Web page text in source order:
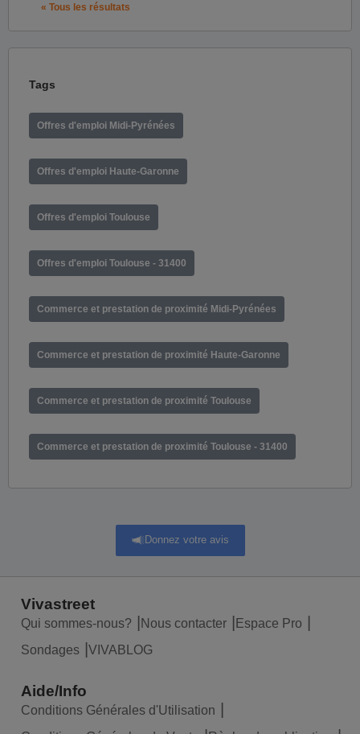
« Tous les résultats
Tags
Offres d'emploi Midi-Pyrénées
Offres d'emploi Haute-Garonne
Offres d'emploi Toulouse
Offres d'emploi Toulouse - 31400
Commerce et prestation de proximité Midi-Pyrénées
Commerce et prestation de proximité Haute-Garonne
Commerce et prestation de proximité Toulouse
Commerce et prestation de proximité Toulouse - 31400
Donnez votre avis
Vivastreet
Qui sommes-nous? Nous contacter
Espace Pro
Sondages
VIVABLOG
Aide/Info
Conditions Générales d'Utilisation